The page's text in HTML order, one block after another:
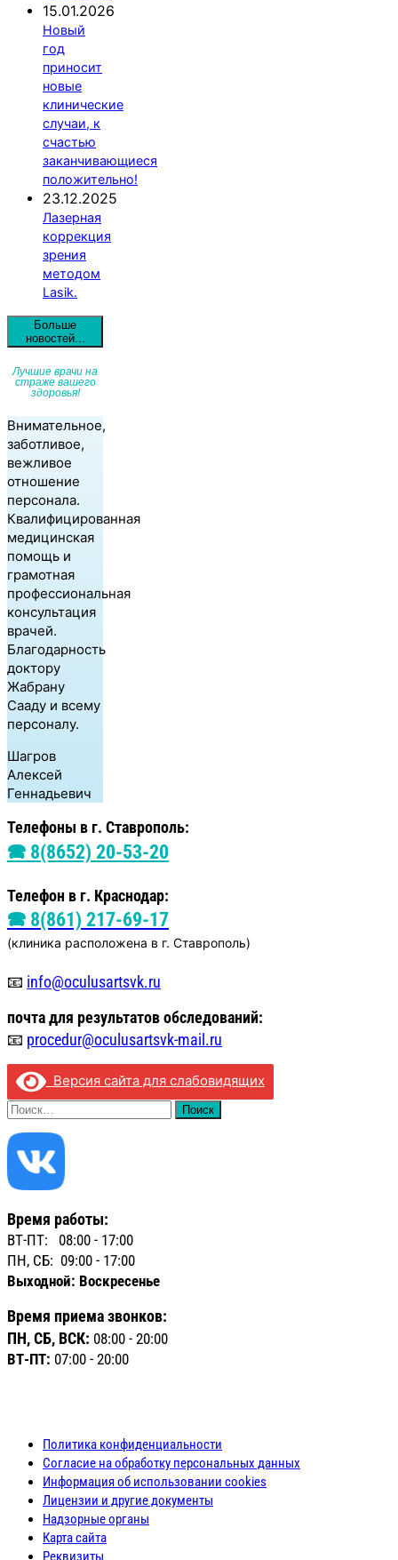
15.01.2026
Новый
год
приносит
новые
клинические
случаи, к
счастью
заканчивающиеся
положительно!
23.12.2025
Лазерная
коррекция
зрения
методом
Lasik.
Больше
новостей...
Лучшие врачи на
страже вашего
здоровья!
Внимательное,
заботливое,
вежливое
отношение
персонала.
Квалифицированная
медицинская
помощь и
грамотная
профессиональная
консультация
врачей.
Благодарность
доктору
Жабрану
Сааду и всему
персоналу.
Шагров
Алексей
Геннадьевич
Телефоны в г. Ставрополь:
🕿 8(8652) 20-53-20
Телефон в г. Краснодар:
🕿 8(861) 217-69-17
(клиника расположена в г. Ставрополь)
📧 info@oculusartsvk.ru
почта для результатов обследований:
📧 procedur@oculusartsvk-mail.ru
Версия сайта для слабовидящих
Найти:
Время работы:
ВТ-ПТ: 08:00 - 17:00
ПН, СБ: 09:00 - 17:00
Выходной: Воскресенье
Время приема звонков:
ПН, СБ, ВСК: 08:00 - 20:00
ВТ-ПТ: 07:00 - 20:00
Политика конфиденциальности
Согласие на обработку персональных данных
Информация об использовании cookies
Лицензии и другие документы
Надзорные органы
Карта сайта
Реквизиты